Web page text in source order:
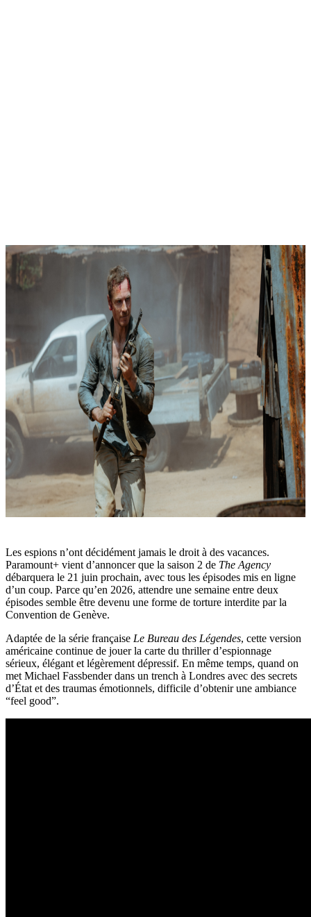
Les espions n’ont décidément jamais le droit à des vacances.
Paramount+ vient d’annoncer que la saison 2 de The Agency
débarquera le 21 juin prochain, avec tous les épisodes mis en ligne
d’un coup. Parce qu’en 2026, attendre une semaine entre deux
épisodes semble être devenu une forme de torture interdite par la
Convention de Genève.
Adaptée de la série française Le Bureau des Légendes, cette version
américaine continue de jouer la carte du thriller d’espionnage
sérieux, élégant et légèrement dépressif. En même temps, quand on
met Michael Fassbender dans un trench à Londres avec des secrets
d’État et des traumas émotionnels, difficile d’obtenir une ambiance
“feel good”.